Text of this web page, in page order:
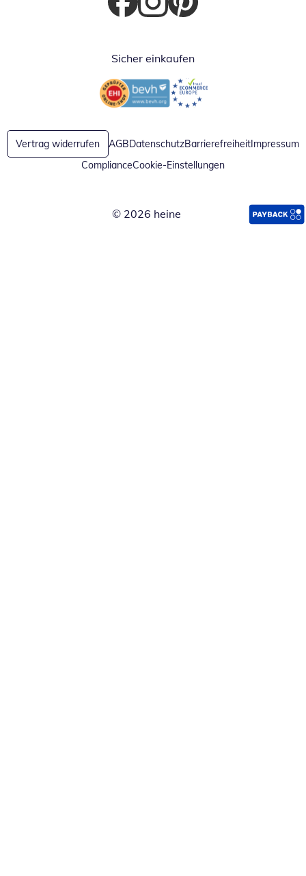
Öffnet in neuem Fenster
Öffnet in neuem Fenster
Öffnet in neuem Fenster
Sicher einkaufen
Öffnet in neuem FensterÖffnet in neuem Fenster
Vertrag widerrufen AGBDatenschutzBarrierefreiheitImpressum
ComplianceCookie-Einstellungen
© 2026 heine